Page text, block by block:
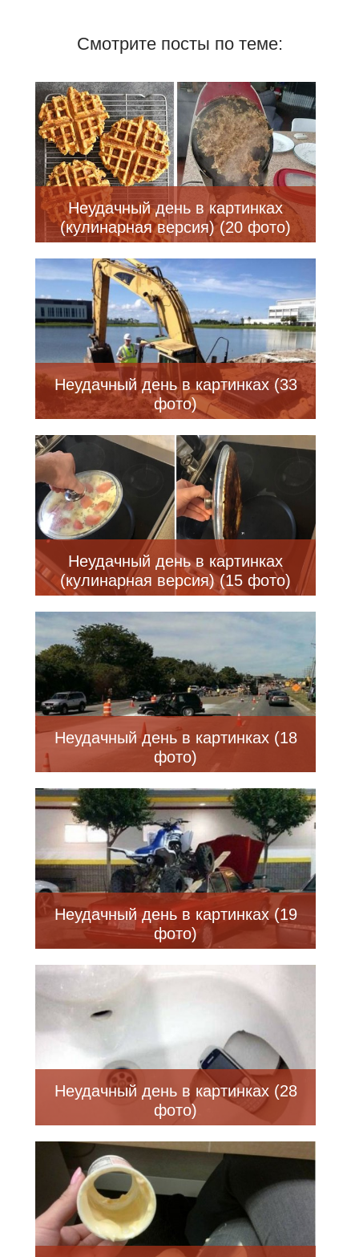
Смотрите посты по теме:
Неудачный день в картинках
(кулинарная версия) (20 фото)
Неудачный день в картинках (33
фото)
Неудачный день в картинках
(кулинарная версия) (15 фото)
Неудачный день в картинках (18
фото)
Неудачный день в картинках (19
фото)
Неудачный день в картинках (28
фото)